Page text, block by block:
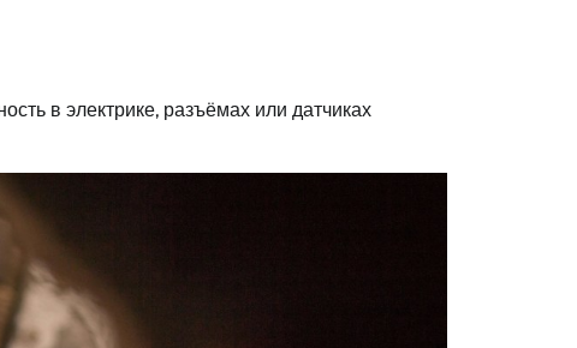
в электрике, разъёмах или датчиках